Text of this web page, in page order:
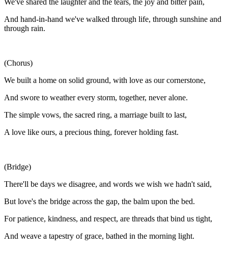
And hand-in-hand we've walked through life, through sunshine and
through rain.
(Chorus)
We built a home on solid ground, with love as our cornerstone,
And swore to weather every storm, together, never alone.
The simple vows, the sacred ring, a marriage built to last,
A love like ours, a precious thing, forever holding fast.
(Bridge)
There'll be days we disagree, and words we wish we hadn't said,
But love's the bridge across the gap, the balm upon the bed.
For patience, kindness, and respect, are threads that bind us tight,
And weave a tapestry of grace, bathed in the morning light.